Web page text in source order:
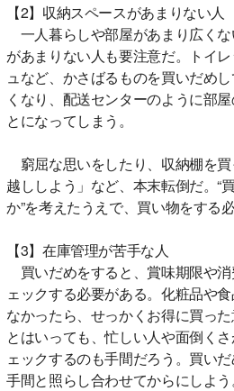
【2】収納スペースがあまりない人
一人暮らしや部屋があまり広く
があまりない人も要注意だ。トイ
ュなど、かさばるものを買いだめ
くなり、配送センターのように部
とになってしまう。
窮屈な思いをしたり、収納棚を
越ししよう」など、本末転倒だ。“
か”を考えたうえで、買い物をする
【3】在庫管理が苦手な人
買いだめをすると、賞味期限や
ェックする必要がある。化粧品や
なかったら、せっかくお得に買った
とはいっても、忙しい人や面倒く
ェックするのも手間だろう。買い
手間と照らし合わせてからにしよう